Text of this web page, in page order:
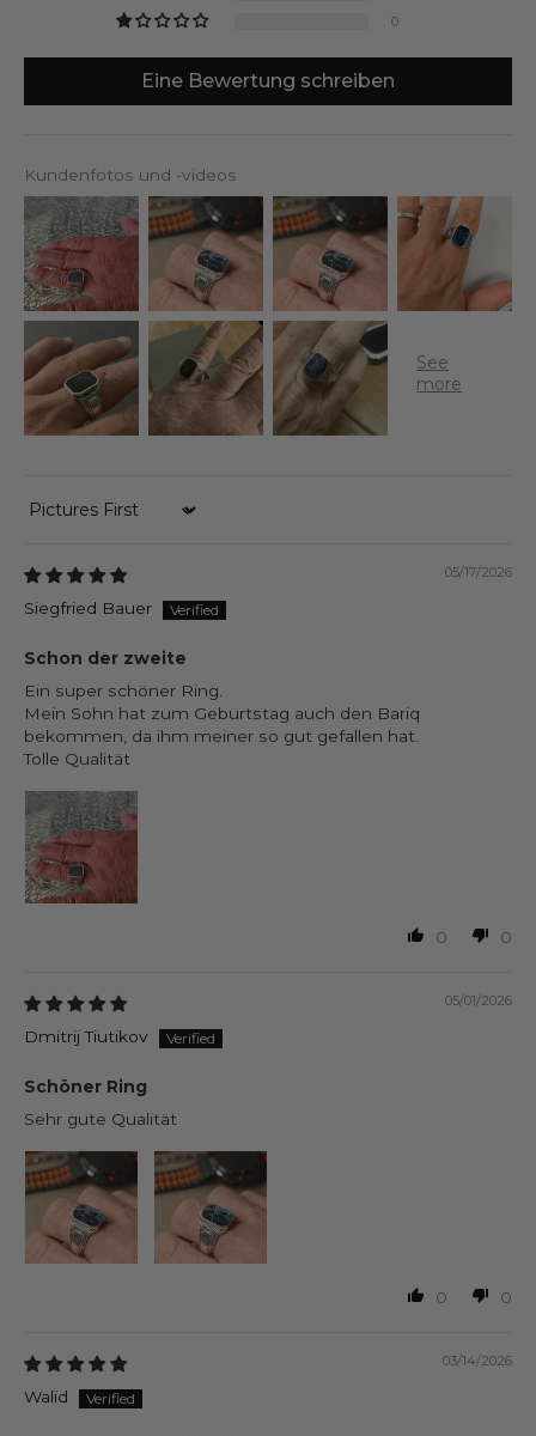
0
Eine Bewertung schreiben
Kundenfotos und -videos
Sort by
05/17/2026
Siegfried Bauer
Schon der zweite
Ein super schöner Ring.
Mein Sohn hat zum Geburtstag auch den Bariq
bekommen, da ihm meiner so gut gefallen hat.
Tolle Qualität
0 0
05/01/2026
Dmitrij Tiutikov
Schöner Ring
Sehr gute Qualität
0 0
03/14/2026
Walid